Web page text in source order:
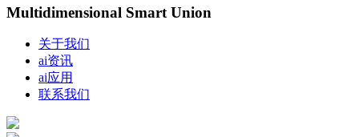
Multidimensional Smart Union
关于我们
ai资讯
ai应用
联系我们